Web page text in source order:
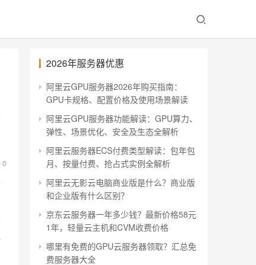
0
2026年服务器优惠
阿里云GPU服务器2026年购买指南：
GPU卡规格、配置价格及使用场景解读
阿里云GPU服务器功能解读：GPU算力、
弹性、场景优化、安全及生态全解析
阿里云服务器ECS付费类型解读：包年包
月、按量付费、抢占式实例全解析
阿里云无影云电脑商业版是什么？商业版
和企业版有什么区别？
京东云服务器一年多少钱？最新价格58元
1年，轻量云主机和CVM收费价格
哪里有免费的GPU云服务器领取？汇总免
费服务器大全